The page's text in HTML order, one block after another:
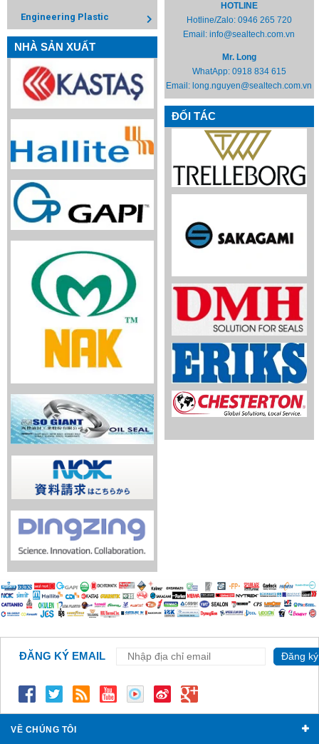
Engineering Plastic
NHÀ SẢN XUẤT
HOTLINE
Hotline/Zalo: 0946 265 720
Email:info@sealtech.com.vn
Mr. Long
WhatApp: 0918 834 615
Email: long.nguyen@sealtech.com.vn
ĐỐI TÁC
ĐĂNG KÝ EMAIL Đăng ký
VỀ CHÚNG TÔI